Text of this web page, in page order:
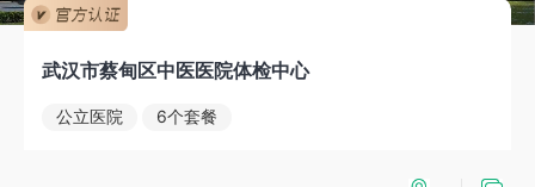
武汉市蔡甸区中医医院体检中心
公立医院 6个套餐